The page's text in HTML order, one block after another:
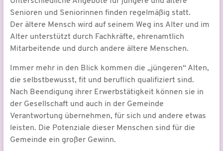
Senioren und Seniorinnen finden regelmäßig statt.
Der ältere Mensch wird auf seinem Weg ins Alter und im
Alter unterstützt durch Fachkräfte, ehrenamtlich
Mitarbeitende und durch andere ältere Menschen.
Immer mehr in den Blick kommen die „jüngeren“ Alten,
die selbstbewusst, fit und beruflich qualifiziert sind.
Nach Beendigung ihrer Erwerbstätigkeit können sie in
der Gesellschaft und auch in der Gemeinde
Verantwortung übernehmen, für sich und andere etwas
leisten. Die Potenziale dieser Menschen sind für die
Gemeinde ein großer Gewinn.